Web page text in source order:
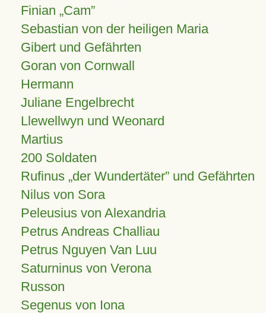
Finian Cam
Sebastian von der heiligen Maria
Gibert und Gefährten
Goran von Cornwall
Hermann
Juliane Engelbrecht
Llewellwyn und Weonard
Martius
200 Soldaten
Rufinus „der Wundertäter” und Gefährten
Nilus von Sora
Peleusius von Alexandria
Petrus Andreas Challiau
Petrus Nguyen Van Luu
Saturninus von Verona
Russon
Segenus von Iona